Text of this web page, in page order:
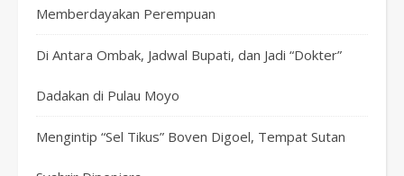
Memberdayakan Perempuan
Di Antara Ombak, Jadwal Bupati, dan Jadi “Dokter”
Dadakan di Pulau Moyo
Mengintip “Sel Tikus” Boven Digoel, Tempat Sutan